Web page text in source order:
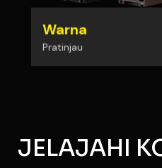
Warna
Pratinjau
JELAJAHI